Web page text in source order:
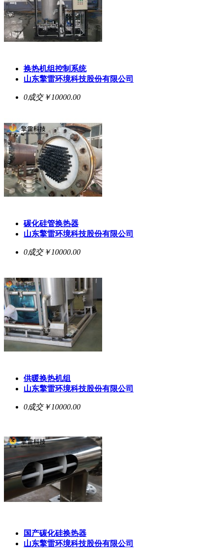
换热机组控制系统
山东擎雷环境科技股份有限公司
0成交￥10000.00
碳化硅管换热器
山东擎雷环境科技股份有限公司
0成交￥10000.00
供暖换热机组
山东擎雷环境科技股份有限公司
0成交￥10000.00
国产碳化硅换热器
山东擎雷环境科技股份有限公司